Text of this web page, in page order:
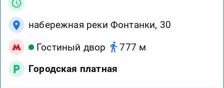
набережная реки Фонтанки, 30
Гостиный двор
777 м
Городская платная